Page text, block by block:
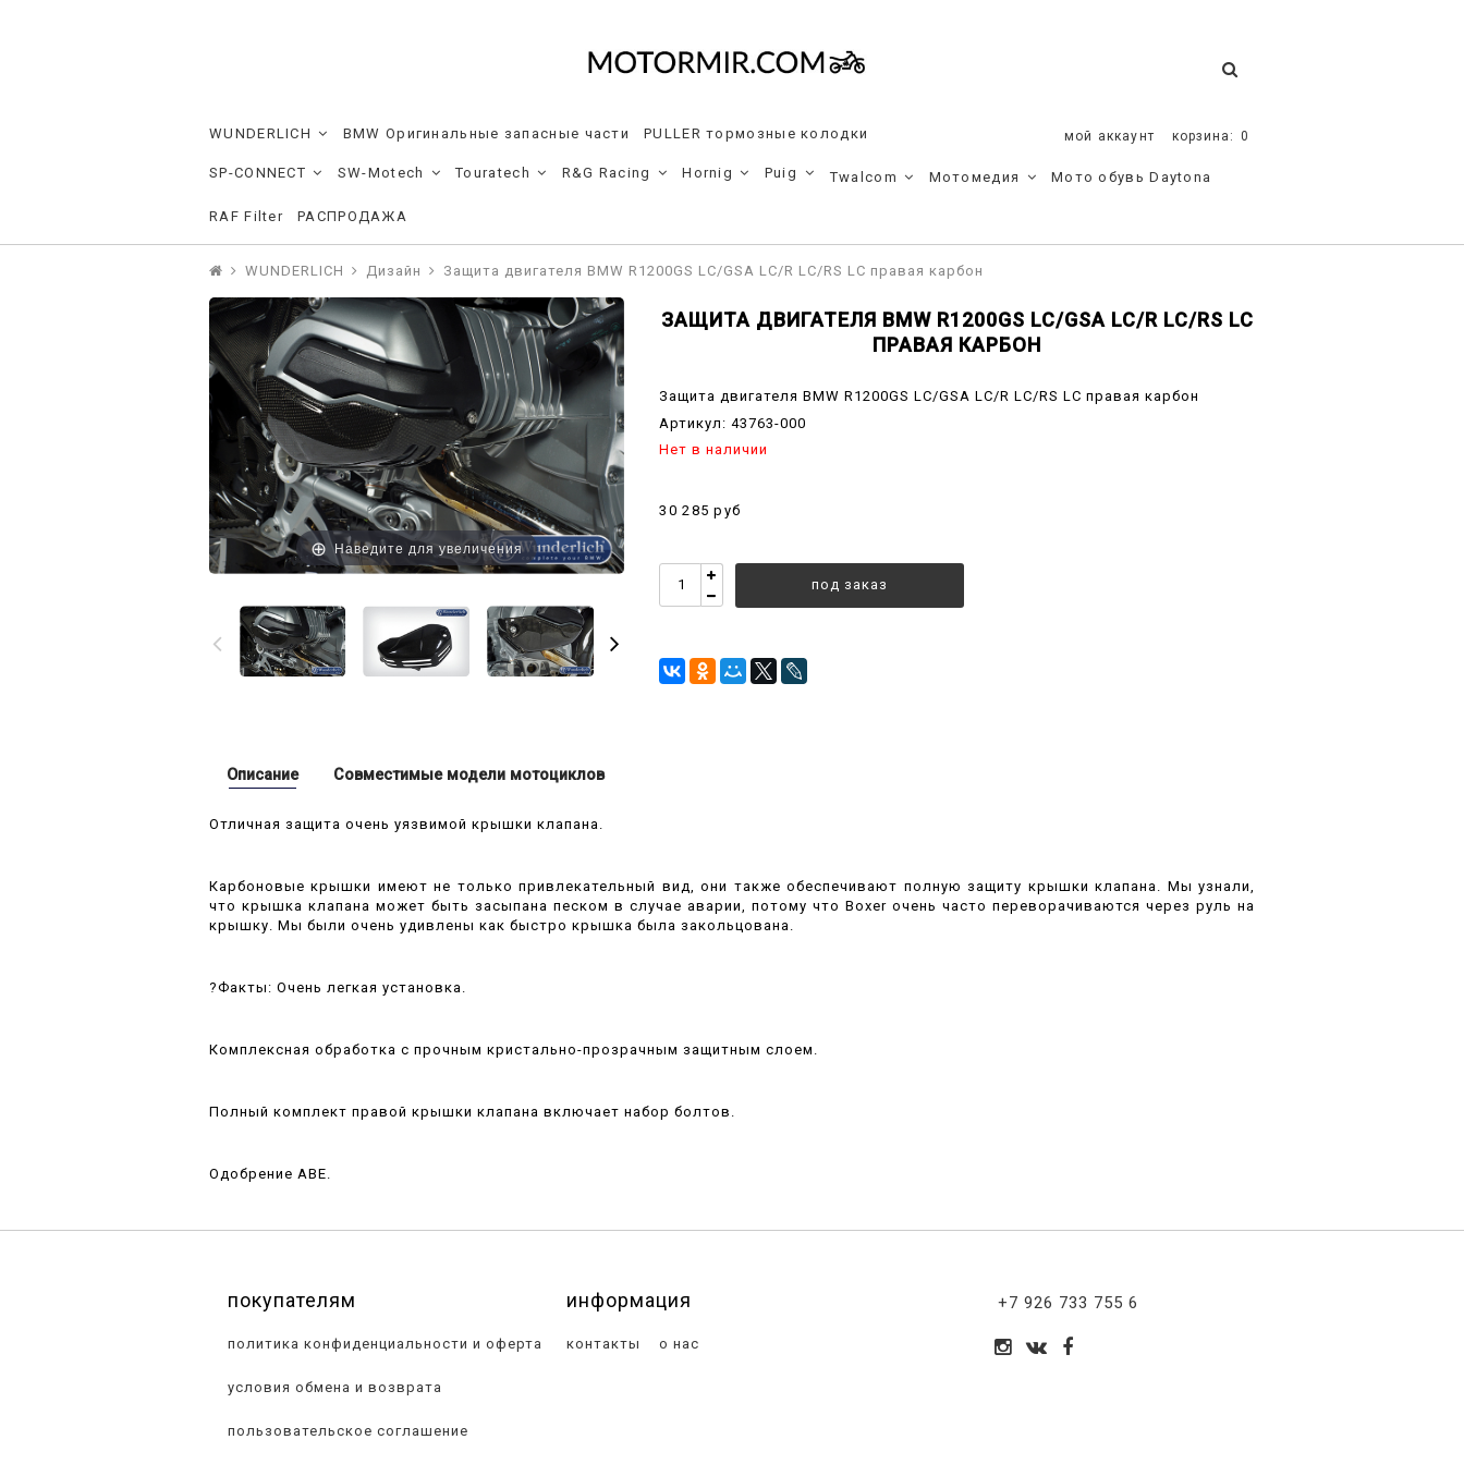
мой аккаунт корзина: 0
WUNDERLICH BMW Оригинальные запасные части PULLER тормозные колодки
SP-CONNECT SW-Motech Touratech R&G Racing Hornig Puig Twalcom Мотомедия Мото обувь Daytona
RAF Filter РАСПРОДАЖА
WUNDERLICH Дизайн Защита двигателя BMW R1200GS LC/GSA LC/R LC/RS LC правая карбон
Наведите для увеличения
ЗАЩИТА ДВИГАТЕЛЯ BMW R1200GS LC/GSA LC/R LC/RS LC
ПРАВАЯ КАРБОН
Защита двигателя BMW R1200GS LC/GSA LC/R LC/RS LC правая карбон
Артикул:43763-000
Нет в наличии
30 285 руб
под заказ
Описание
Отличная защита очень уязвимой крышки клапана.
Карбоновые крышки имеют не только привлекательный вид, они также обеспечивают полную защиту крышки клапана. Мы узнали,
что крышка клапана может быть засыпана песком в случае аварии, потому что Boxer очень часто переворачиваются через руль на
крышку. Мы были очень удивлены как быстро крышка была закольцована.
?Факты: Очень легкая установка.
Комплексная обработка с прочным кристально-прозрачным защитным слоем.
Полный комплект правой крышки клапана включает набор болтов.
Одобрение ABE.
Совместимые модели мотоциклов
покупателям
политика конфиденциальности и оферта
условия обмена и возврата
пользовательское соглашение
информация
контакты о нас
+7 926 733 755 6